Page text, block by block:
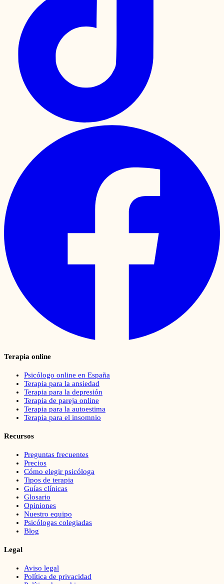
Terapia online
Psicólogo online en España
Terapia para la ansiedad
Terapia para la depresión
Terapia de pareja online
Terapia para la autoestima
Terapia para el insomnio
Recursos
Preguntas frecuentes
Precios
Cómo elegir psicóloga
Tipos de terapia
Guías clínicas
Glosario
Opiniones
Nuestro equipo
Psicólogas colegiadas
Blog
Legal
Aviso legal
Política de privacidad